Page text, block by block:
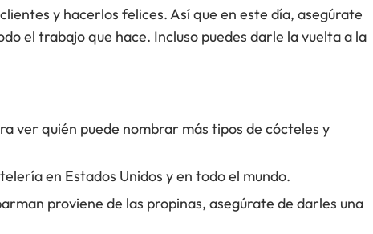
y hacerlos felices. Así que en este día, asegúrate
el trabajo que hace. Incluso puedes darle la vuelta a la
ver quién puede nombrar más tipos de cócteles y
en Estados Unidos y en todo el mundo.
proviene de las propinas, asegúrate de darles una